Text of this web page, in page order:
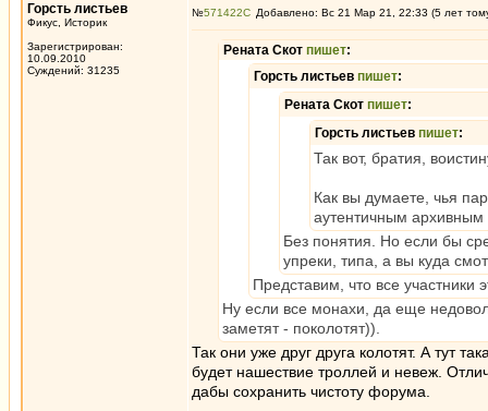
Горсть листьев
Фикус, Историк
Зарегистрирован:
10.09.2010
Суждений: 31235
№571422 Добавлено: Вс 21 Мар 21, 22:33 (5 лет
Рената Скот пишет:
Горсть листьев пишет:
Рената Скот пишет:
Горсть листьев пишет:
Так вот, братия,
Как вы думаете, чья
аутентичным архивным
Без понятия. Но если бы
упреки, типа, а вы куда
Представим, что все
Ну если все монахи, да еще
заметят - поколотят)).
Так они уже друг друга колотят. А тут
будет нашествие троллей и невеж.
дабы сохранить чистоту форума.